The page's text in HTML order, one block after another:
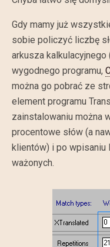
Gdy mamy już
sobie policzyć liczbę
arkusza kalkulacyjnego
wygodnego programu,
można go pobrać ze
element programu
zainstalowaniu można
procentowe słów (a
klientów) i po wpisaniu
ważonych.